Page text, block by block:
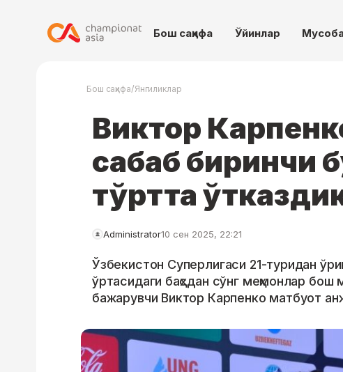
Бош саҳифа Ўйинлар
Бош саҳифа/Янгиликлар
Виктор
сабаб биринчи
тўртта
Administrator10 сен 2025, 22:21
Ўзбекистон Суперлигаси 21-туридан
ўртасидаги баҳсдан сўнг меҳмонлар
бажарувчи Виктор Карпенко матбуот